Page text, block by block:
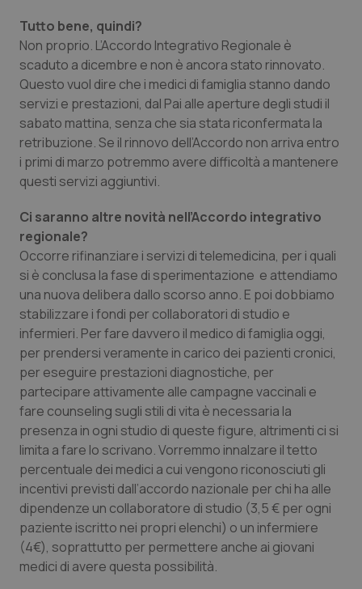
Tumori del Polmone & Testa Collo
Tumori gastrointestinali
Ulcera & Reflusso
Vaccini
Tutto bene, quindi?
Non proprio. L’Accordo Integrativo Regionale è
scaduto a dicembre e non è ancora stato rinnovato.
Questo vuol dire che i medici di famiglia stanno dando
servizi e prestazioni, dal Pai alle aperture degli studi il
sabato mattina, senza che sia stata riconfermata la
retribuzione. Se il rinnovo dell’Accordo non arriva entro
i primi di marzo potremmo avere difficoltà a mantenere
questi servizi aggiuntivi.
Ci saranno altre novità nell’Accordo integrativo
regionale?
Occorre rifinanziare i servizi di telemedicina, per i quali
si è conclusa la fase di sperimentazione e attendiamo
una nuova delibera dallo scorso anno. E poi dobbiamo
stabilizzare i fondi per collaboratori di studio e
infermieri. Per fare davvero il medico di famiglia oggi,
per prendersi veramente in carico dei pazienti cronici,
per eseguire prestazioni diagnostiche, per
partecipare attivamente alle campagne vaccinali e
fare counseling sugli stili di vita è necessaria la
presenza in ogni studio di queste figure, altrimenti ci si
limita a fare lo scrivano. Vorremmo innalzare il tetto
percentuale dei medici a cui vengono riconosciuti gli
incentivi previsti dall’accordo nazionale per chi ha alle
dipendenze un collaboratore di studio (3,5 € per ogni
paziente iscritto nei propri elenchi) o un infermiere
(4€), soprattutto per permettere anche ai giovani
medici di avere questa possibilità.